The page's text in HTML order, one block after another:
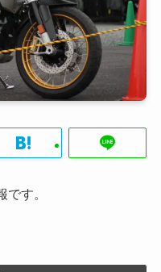
す。